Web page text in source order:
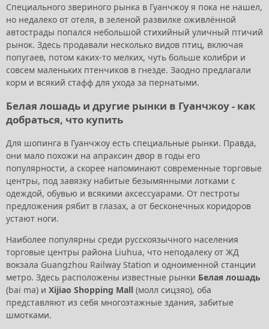
Специального звериного рынка в Гуанчжоу я пока не нашел,
но недалеко от отеля, в зеленой развилке оживлённой
автострады попался небольшой стихийный уличный птичий
рынок. Здесь продавали несколько видов птиц, включая
попугаев, потом каких-то мелких, чуть больше колибри и
совсем маленьких птенчиков в гнезде. Заодно предлагали
корм и всякий стафф для ухода за пернатыми.
Белая лошадь и другие рынки в Гуанчжоу - как
добраться, что купить
Для шопинга в Гуанчжоу есть специальные рынки. Правда,
они мало похожи на апраксин двор в годы его
популярности, а скорее напоминают современные торговые
центры, под завязку набитые безымянными лотками с
одеждой, обувью и всякими аксессуарами. От пестроты
предложения рябит в глазах, а от бесконечных коридоров
устают ноги.
Наиболее популярны среди русскоязычного населения
торговые центры района Liuhua, что неподалеку от ЖД
вокзала Guangzhou Railway Station и одноименной станции
метро. Здесь расположены известные рынки Белая лошадь
(bai ma) и Xijiao Shopping Mall (молл сицзяо), оба
представляют из себя многоэтажные здания, забитые
шмотками.